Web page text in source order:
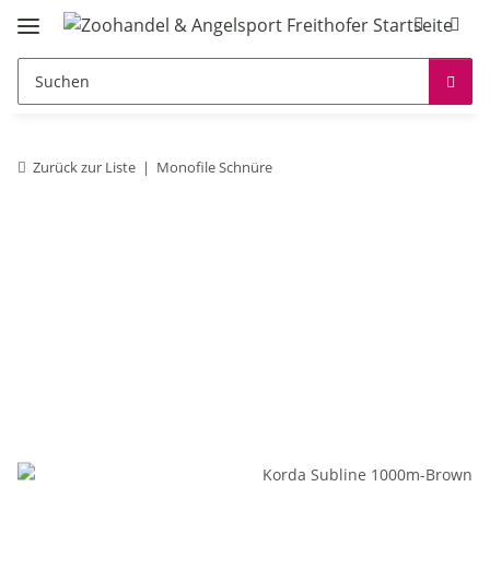
Zurück zur Liste Monofile Schnüre